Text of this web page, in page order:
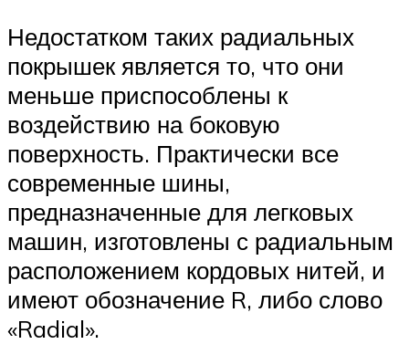
Недостатком таких радиальных
покрышек является то, что они
меньше приспособлены к
воздействию на боковую
поверхность. Практически все
современные шины,
предназначенные для легковых
машин, изготовлены с радиальным
расположением кордовых нитей, и
имеют обозначение R, либо слово
«Radial».